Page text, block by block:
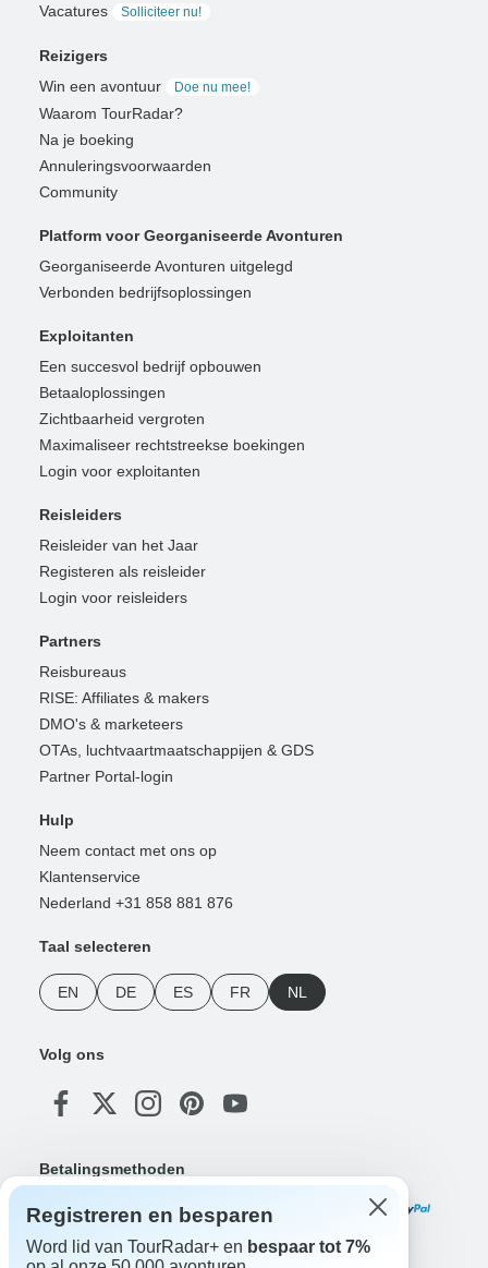
Vacatures
Solliciteer nu!
Reizigers
Win een avontuur
Doe nu mee!
Waarom TourRadar?
Na je boeking
Annuleringsvoorwaarden
Community
Platform voor Georganiseerde Avonturen
Georganiseerde Avonturen uitgelegd
Verbonden bedrijfsoplossingen
Exploitanten
Een succesvol bedrijf opbouwen
Betaaloplossingen
Zichtbaarheid vergroten
Maximaliseer rechtstreekse boekingen
Login voor exploitanten
Reisleiders
Reisleider van het Jaar
Registeren als reisleider
Login voor reisleiders
Partners
Reisbureaus
RISE: Affiliates & makers
DMO's & marketeers
OTAs, luchtvaartmaatschappijen & GDS
Partner Portal-login
Hulp
Neem contact met ons op
Klantenservice
Nederland +31 858 881 876
Taal selecteren
EN DE ES FR NL
Volg ons
Betalingsmethoden
Registreren en besparen
Word lid van TourRadar+ en bespaar tot 7%